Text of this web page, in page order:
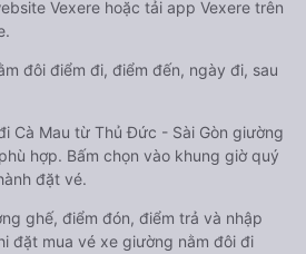
Vexere hoặc tải app Vexere trên
đôi điểm đi, điểm đến, ngày đi, sau
Cà Mau từ Thủ Đức - Sài Gòn giường
hợp. Bấm chọn vào khung giờ quý
đặt vé.
ghế, điểm đón, điểm trả và nhập
đặt mua vé xe giường nằm đôi đi